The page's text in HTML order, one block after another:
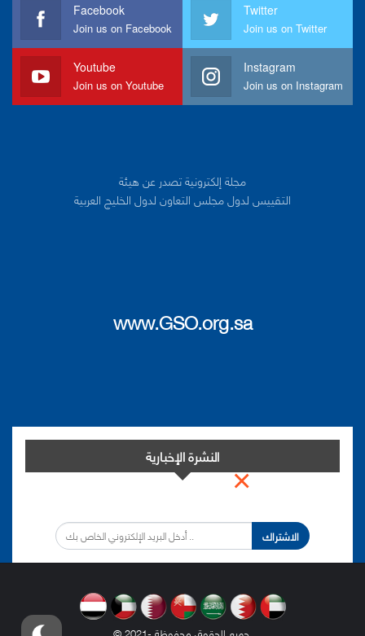
Facebook
Join us on Facebook
Twitter
Join us on Twitter
Youtube
Join us on Youtube
Instagram
Join us on Instagram
مجلة إلكترونية تصدر عن هيئة
التقييس لدول مجلس التعاون لدول الخليج العربية
www.GSO.org.sa
النشرة الإخبارية
الاشتراك
×